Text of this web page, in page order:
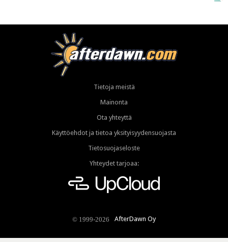
Tietoja meistä
Mainonta
Ota yhteyttä
Käyttöehdot ja tietoa yksityisyydensuojasta
Tietosuojaseloste
Yhteydet tarjoaa:
© 1999-2026 AfterDawn Oy